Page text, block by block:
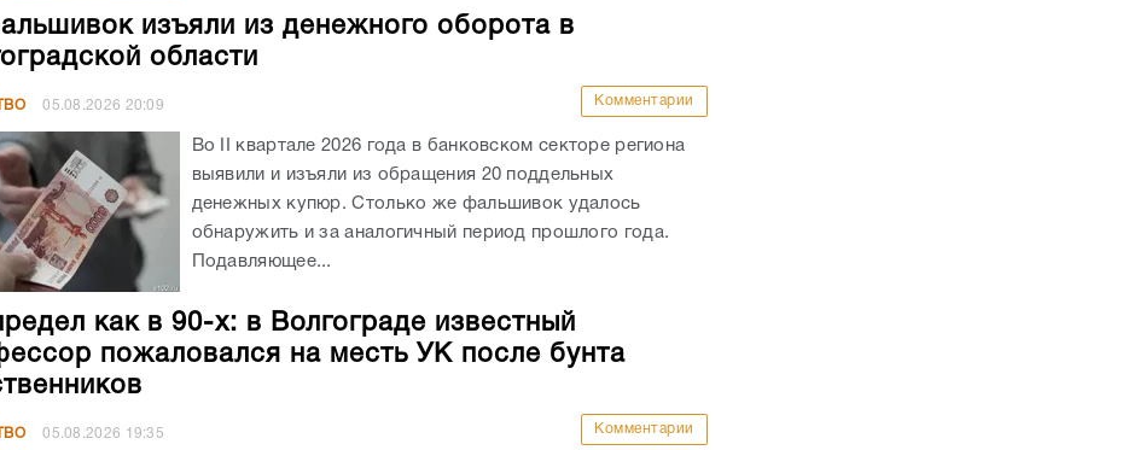
изъяли из денежного оборота в
области
05.08.2026 20:09 Комментарии
Во II квартале 2026 года в банковском секторе региона
выявили и изъяли из обращения 20 поддельных
денежных купюр. Столько же фальшивок удалось
обнаружить и за аналогичный период прошлого года.
Подавляющее...
как в 90-х: в Волгограде известный
пожаловался на месть УК после бунта
05.08.2026 19:35 Комментарии